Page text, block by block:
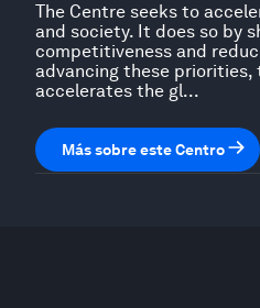
The Centre seeks to
and society. It does so by
competitiveness and
advancing these priorities,
accelerates the gl...
Más sobre este Centro